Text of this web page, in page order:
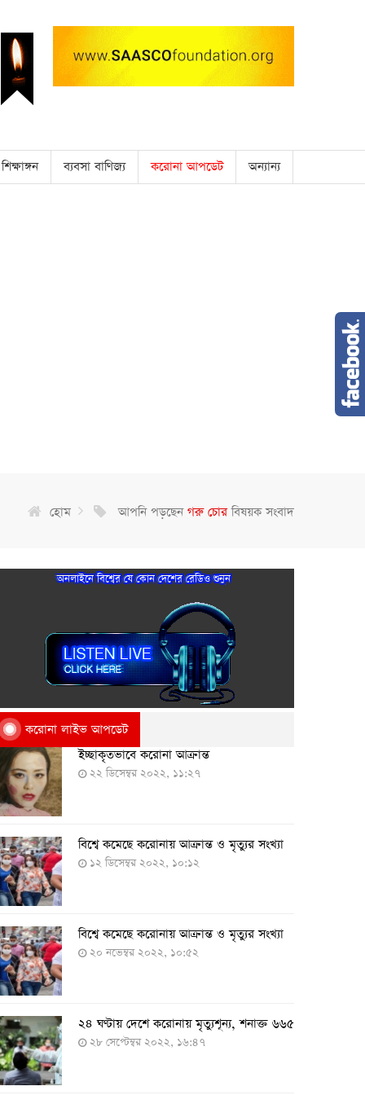
শিক্ষাঙ্গন ব্যবসা বাণিজ্য করোনা আপডেট অন্যান্য
হোম আপনি পড়ছেনগরু চোরবিষয়ক সংবাদ
অনলাইনে বিশ্বের যে কোন দেশের রেডিও শুনুন
করোনা লাইভ আপডেট
ইচ্ছাকৃতভাবে করোনা আক্রান্ত
২২ ডিসেম্বর ২০২২, ১১:২৭
বিশ্বে কমেছে করোনায় আক্রান্ত ও মৃত্যুর সংখ্যা
১২ ডিসেম্বর ২০২২, ১০:১২
বিশ্বে কমেছে করোনায় আক্রান্ত ও মৃত্যুর সংখ্যা
২০ নভেম্বর ২০২২, ১০:৫২
২৪ ঘণ্টায় দেশে করোনায় মৃত্যুশূন্য, শনাক্ত ৬৬৫
২৮ সেপ্টেম্বর ২০২২, ১৬:৪৭